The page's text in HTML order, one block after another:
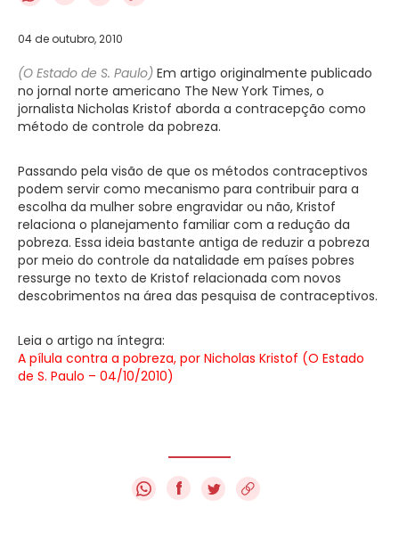
04 de outubro, 2010
(O Estado de S. Paulo) Em artigo originalmente publicado
no jornal norte americano The New York Times, o
jornalista Nicholas Kristof aborda a contracepção como
método de controle da pobreza.
Passando pela visão de que os métodos contraceptivos
podem servir como mecanismo para contribuir para a
escolha da mulher sobre engravidar ou não, Kristof
relaciona o planejamento familiar com a redução da
pobreza. Essa ideia bastante antiga de reduzir a pobreza
por meio do controle da natalidade em países pobres
ressurge no texto de Kristof relacionada com novos
descobrimentos na área das pesquisa de contraceptivos.
Leia o artigo na íntegra:
A pílula contra a pobreza, por Nicholas Kristof (O Estado
de S. Paulo – 04/10/2010)
f